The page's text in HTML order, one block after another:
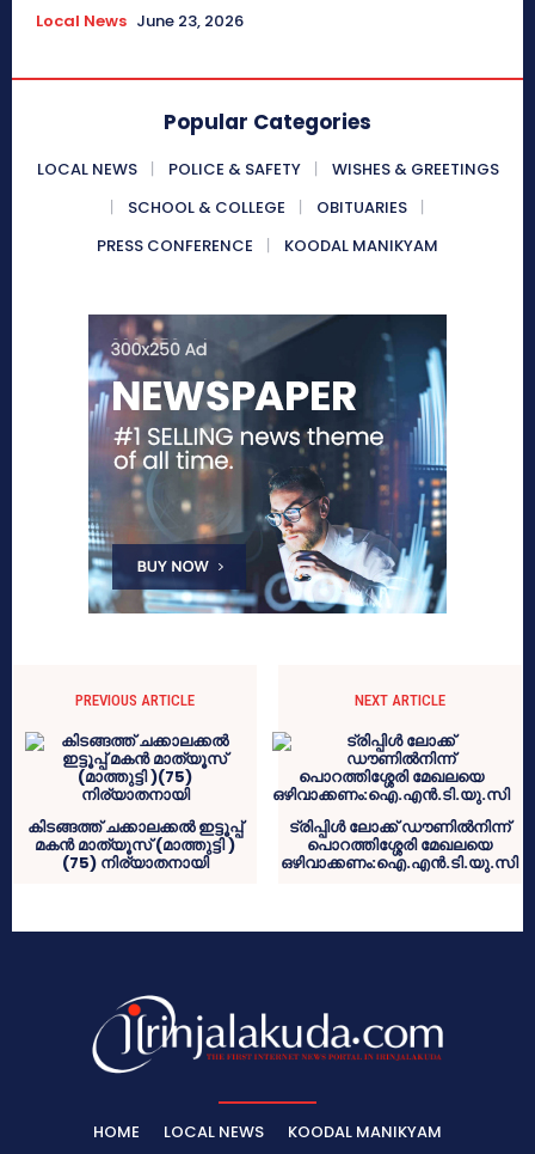
Local News June 23, 2026
Popular Categories
LOCAL NEWS POLICE & SAFETY
WISHES & GREETINGS
SCHOOL & COLLEGE
OBITUARIES
PRESS CONFERENCE
KOODAL MANIKYAM
PREVIOUS ARTICLE
കിടങ്ങത്ത് ചക്കാലക്കല്‍ ഇട്ടൂപ്പ്
മകന്‍ മാത്യൂസ് (മാത്തുട്ടി )
(75) നിര്യാതനായി
NEXT ARTICLE
ട്രിപ്പിൾ ലോക്ക് ഡൗണിൽനിന്ന്
പൊറത്തിശ്ശേരി മേഖലയെ
ഒഴിവാക്കണം:ഐ.എൻ.ടി.യു.സി
HOME LOCAL NEWS KOODAL MANIKYAM